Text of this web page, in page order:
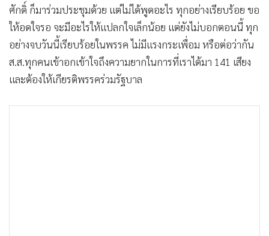
• กองทุนรวม
• Celeb Online
• Factcheck
• ญี่ปุ่น
• News1
ศักดิ์ ก็มาร่วมประชุมด้วย แต่ไม่ได้พูดอะไร ทุกอย่างเรียบร้อย ขอ
ให้อดใจรอ จะมีอะไรให้แปลกใจเล็กน้อย แต่ยังไม่บอกตอนนี้ ทุก
อย่างจบวันนี้เรียบร้อยในพรรค ไม่มีแรงกระเพื่อม หรือต่อว่ากัน
ส.ส.ทุกคนเข้าอกเข้าใจถึงความยากในการที่เราได้มา 141 เสียง
และต้องให้เกียรติพรรคร่วมรัฐบาล